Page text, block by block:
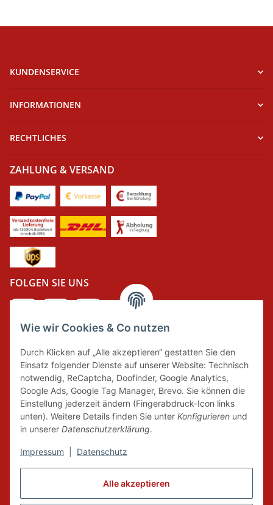
Alle akzeptieren
Wie wir Cookies & Co nutzen
Durch Klicken auf „Alle akzeptieren“ gestatten Sie den
Einsatz folgender Dienste auf unserer Website: Technisch
notwendig, ReCaptcha, Doofinder, Google Analytics,
Google Ads, Google Tag Manager, Brevo. Sie können die
Einstellung jederzeit ändern (Fingerabdruck-Icon links
unten). Weitere Details finden Sie unter Konfigurieren und
in unserer Datenschutzerklärung.
Impressum Datenschutz
KUNDENSERVICE
INFORMATIONEN
RECHTLICHES
ZAHLUNG & VERSAND
FOLGEN SIE UNS
Wir tragen Verantwortung und erfüllen unsere
Pflichten zur Systembeteiligung nach dem
Verpackungsgesetz.
FAIRCOMMERCE
Wir sind seit 04.12.2015 Mitglied der Initiative